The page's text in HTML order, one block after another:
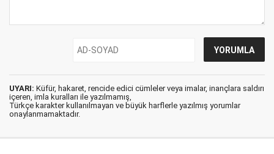
UYARI: Küfür, hakaret, rencide edici cümleler veya imalar, inançlara saldırı
içeren, imla kuralları ile yazılmamış,
Türkçe karakter kullanılmayan ve büyük harflerle yazılmış yorumlar
onaylanmamaktadır.